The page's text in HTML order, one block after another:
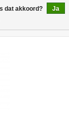
dat akkoord?
Ja